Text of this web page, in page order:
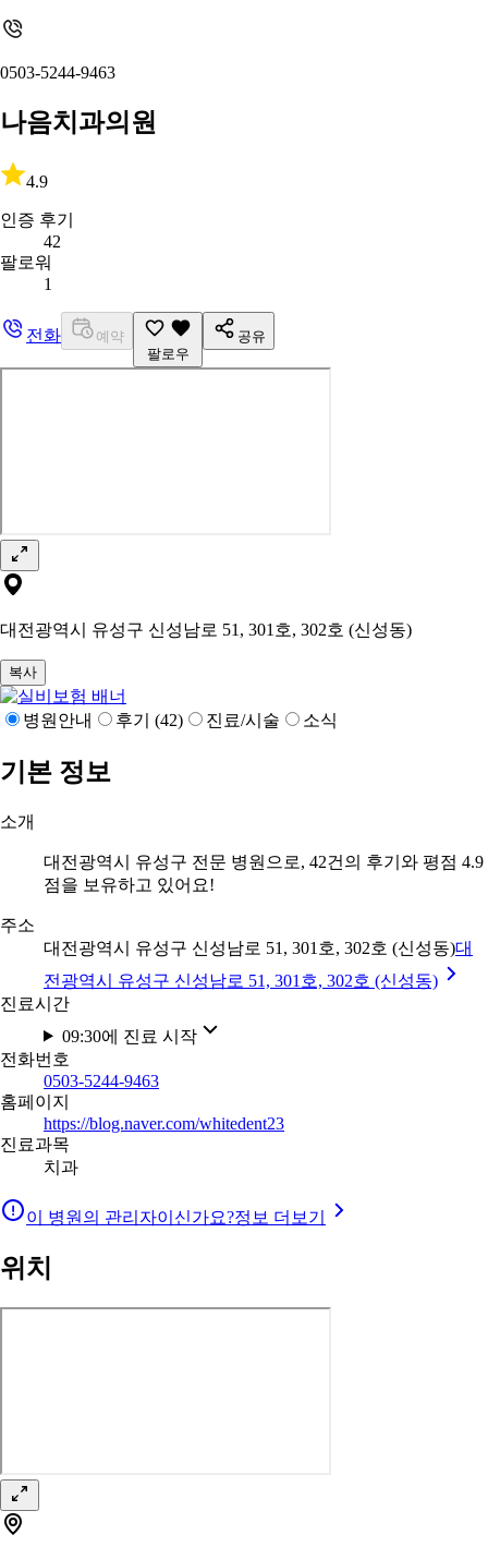
0503-5244-9463
나음치과의원
4.9
인증 후기
42
팔로워
1
전화
예약
팔로우
공유
대전광역시 유성구 신성남로 51, 301호, 302호 (신성동)
복사
병원안내 후기 (42) 진료/시술 소식
기본 정보
소개
대전광역시 유성구 전문 병원으로, 42건의 후기와 평점 4.9
점을 보유하고 있어요!
주소
대전광역시 유성구 신성남로 51, 301호, 302호 (신성동)대
전광역시 유성구 신성남로 51, 301호, 302호 (신성동)
진료시간
09:30에 진료 시작
전화번호
0503-5244-9463
홈페이지
https://blog.naver.com/whitedent23
진료과목
치과
이 병원의 관리자이신가요?정보 더보기
위치